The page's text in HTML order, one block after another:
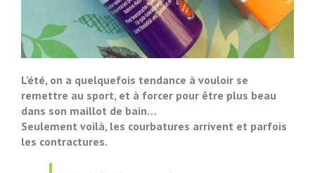
L’été, on a quelquefois tendance à vouloir se
remettre au sport, et à forcer pour être plus beau
dans son maillot de bain…
Seulement voilà, les courbatures arrivent et parfois
les contractures.